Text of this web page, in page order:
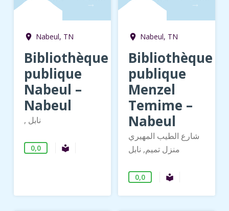
→
room Nabeul, TN
Bibliothèque
publique
Nabeul –
Nabeul
, نابل
0,0 local_library Bibliothèque publique
→
room Nabeul, TN
Bibliothèque
publique
Menzel
Temime –
Nabeul
شارع الطيب المهيري
منزل تميم, نابل
0,0 local_library